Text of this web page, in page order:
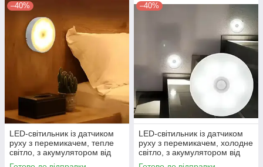
–40%
LED-світильник із датчиком
руху з перемикачем, тепле
світло, з акумулятором від
USB нічник, що
–40%
LED-світильник із датчиком
руху з перемикачем, холодне
світло, з акумулятором від
USB нічник, що